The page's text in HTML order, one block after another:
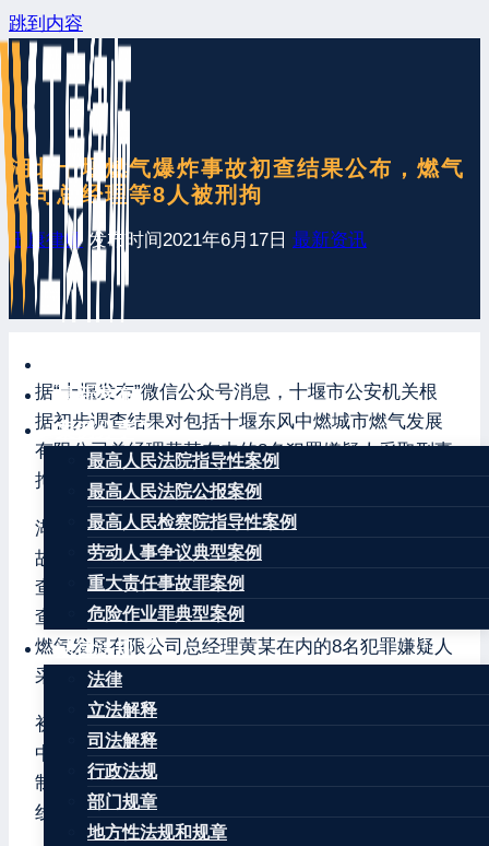
跳到内容
最新发布
案例分享
最高人民法院指导性案例
最高人民法院公报案例
最高人民检察院指导性案例
劳动人事争议典型案例
重大责任事故罪案例
危险作业罪典型案例
法律法规
法律
立法解释
司法解释
行政法规
部门规章
地方性法规和规章
湖北十堰燃气爆炸事故初查结果公布，燃气
公司总经理等8人被刑拘
王康律师 发布时间2021年6月17日 最新资讯
据“十堰发布”微信公众号消息，十堰市公安机关根
据初步调查结果对包括十堰东风中燃城市燃气发展
有限公司总经理黄某在内的8名犯罪嫌疑人采取刑事
拘留措施。
湖北省十堰市张湾区艳湖社区集贸市场燃气爆炸事
故发生后，湖北省委省政府立即成立调查组进行调
查，十堰市公安机关也同步立案调查。根据初步调
查结果，十堰市公安机关对包括十堰东风中燃城市
燃气发展有限公司总经理黄某在内的8名犯罪嫌疑人
采取刑事拘留措施。
初步调查显示，发生事故的天然气管道系十堰东风
中燃城市燃气发展有限公司所有，该公司安全管理
制度不健全，责任不落实，未严格执行燃气管道巡
线检查制度，相关设备运行存在严重缺陷。